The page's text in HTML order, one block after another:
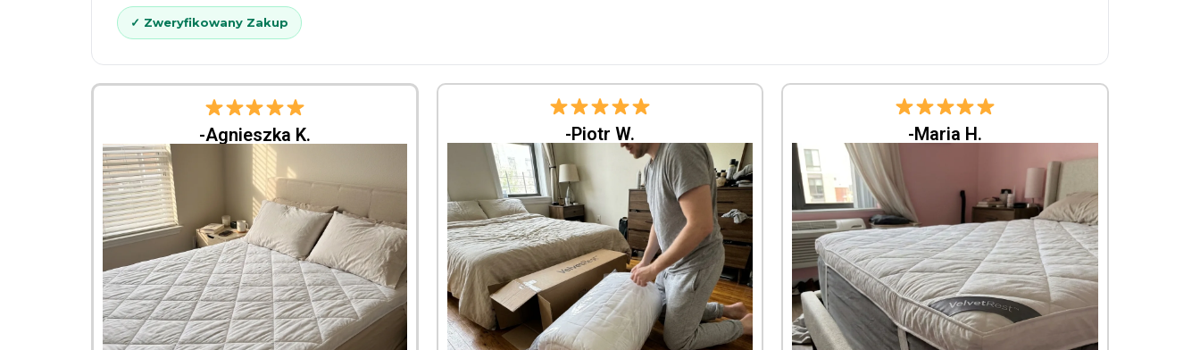
✓ Zweryfikowany Zakup
-Agnieszka K. -Piotr W. -Maria H.